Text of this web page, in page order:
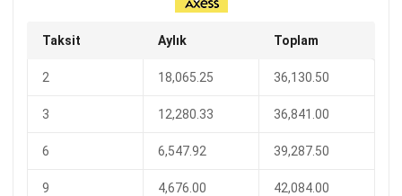
Taksit Aylık Toplam
2 18,065.25 36,130.50
3 12,280.33 36,841.00
6 6,547.92 39,287.50
9 4,676.00 42,084.00